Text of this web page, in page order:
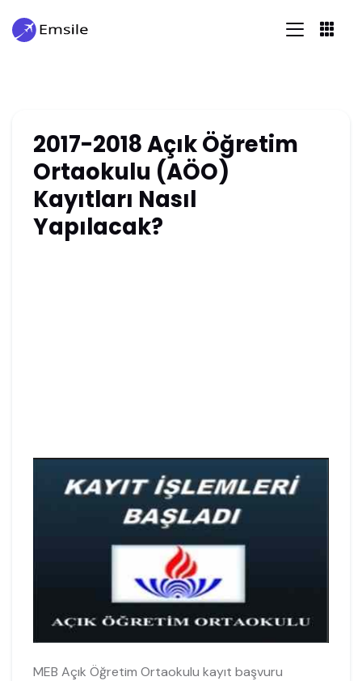
2017-2018 Açık Öğretim
Ortaokulu (AÖO)
Kayıtları Nasıl
Yapılacak?
MEB Açık Öğretim Ortaokulu kayıt başvuru